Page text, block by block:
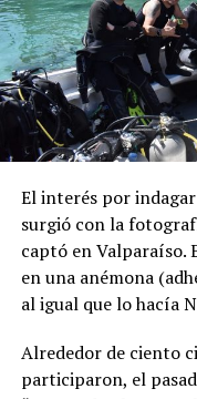
El interés por
surgió con la
captó en Valparaíso.
en una anémona
al igual que lo hacía
Alrededor de ciento
participaron, el